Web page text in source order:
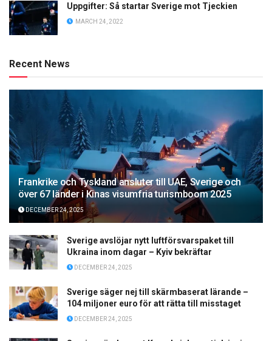
Uppgifter: Så startar Sverige mot Tjeckien
MARCH 24, 2022
Recent News
Frankrike och Tyskland ansluter till UAE, Sverige och
över 67 länder i Kinas visumfria turismboom 2025
DECEMBER 24, 2025
Sverige avslöjar nytt luftförsvarspaket till
Ukraina inom dagar – Kyiv bekräftar
DECEMBER 24, 2025
Sverige säger nej till skärmbaserat lärande –
104 miljoner euro för att rätta till misstaget
DECEMBER 24, 2025